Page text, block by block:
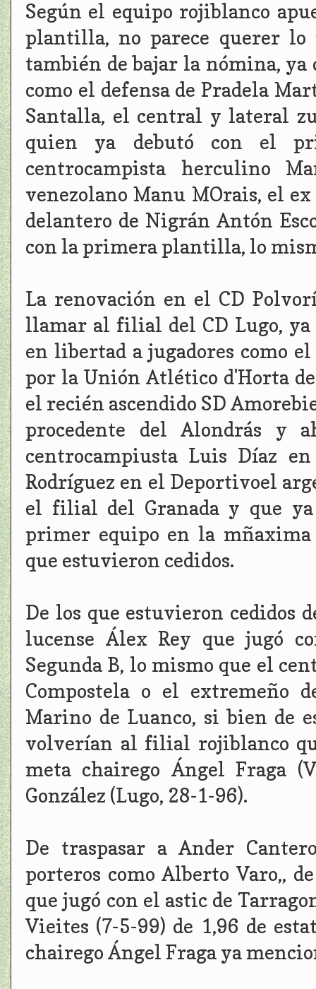
Según el equipo rojiblanco
plantilla, no parece querer
también de bajar la nómina, ya
como el defensa de Pradela
Santalla, el central y lateral
quien ya debutó con el
centrocampista herculino
venezolano Manu MOrais, el
delantero de Nigrán Antón
con la primera plantilla, lo
La renovación en el CD
llamar al filial del CD Lugo, ya
en libertad a jugadores como
por la Unión Atlético d'Horta
el recién ascendido SD
procedente del Alondrás y
centrocampiusta Luis Díaz
Rodríguez en el Deportivoel
el filial del Granada y que ya
primer equipo en la mñaxima
que estuvieron cedidos.
De los que estuvieron cedidos
lucense Álex Rey que jugó
Segunda B, lo mismo que el
Compostela o el extremeño
Marino de Luanco, si bien de
volverían al filial rojiblanco
meta chairego Ángel Fraga
González (Lugo, 28-1-96).
De traspasar a Ander
porteros como Alberto Varo,,
que jugó con el astic de
Vieites (7-5-99) de 1,96 de
chairego Ángel Fraga ya